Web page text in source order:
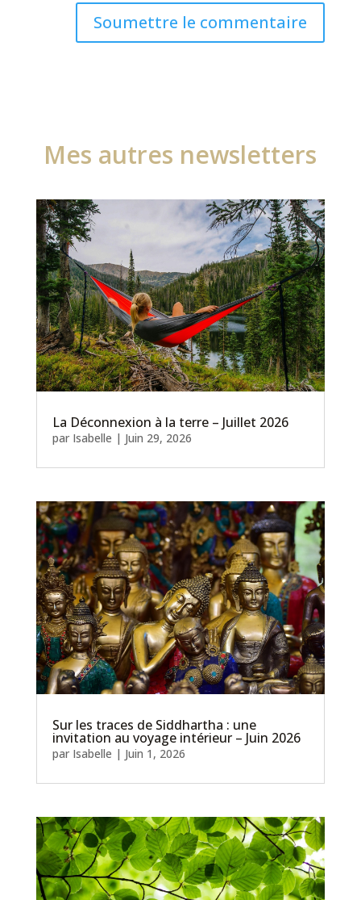
Soumettre le commentaire
Mes autres newsletters
La Déconnexion à la terre – Juillet 2026
par Isabelle | Juin 29, 2026
Sur les traces de Siddhartha : une
invitation au voyage intérieur – Juin 2026
par Isabelle | Juin 1, 2026